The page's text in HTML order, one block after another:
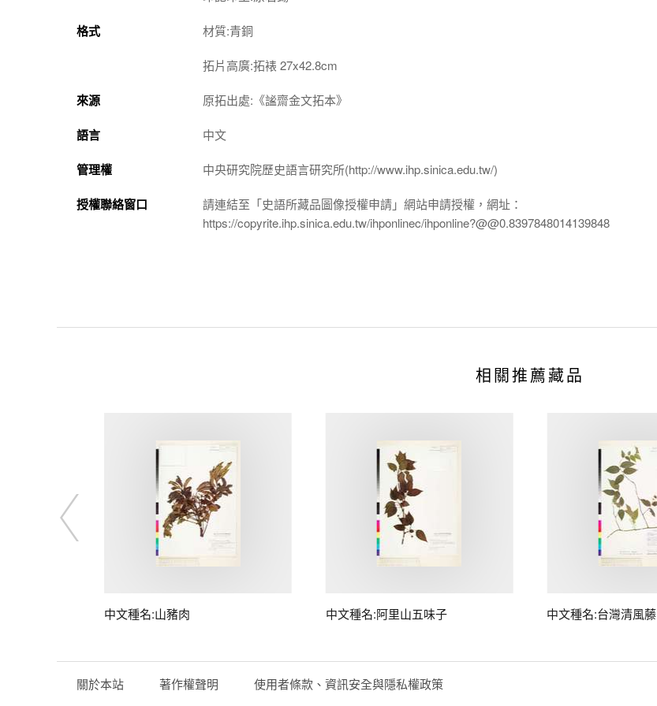
格式 材質:青銅
拓片高廣:拓裱 27x42.8cm
來源 原拓出處:《謐齋金文拓本》
語言 中文
管理權 中央研究院歷史語言研究所(http://www.ihp.sinica.edu.tw/)
授權聯絡窗口
請連結至「史語所藏品圖像授權申請」網站申請授權，網址：
https://copyrite.ihp.sinica.edu.tw/ihponlinec/ihponline?@@0.8397848014139848
相關推薦藏品
中文種名:山豬肉 中文種名:阿里山五味子 中文種名:台灣清風藤
關於本站 著作權聲明 使用者條款、資訊安全與隱私權政策